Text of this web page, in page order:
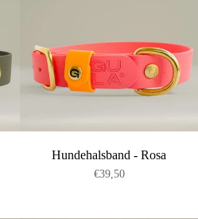
Hundehalsband - Rosa
€39,50